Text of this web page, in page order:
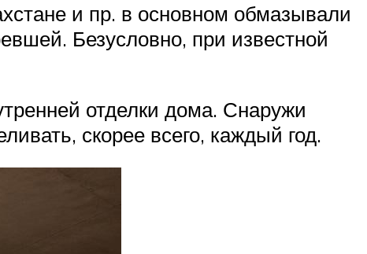
и пр. в основном обмазывали
Безусловно, при известной
отделки дома. Снаружи
скорее всего, каждый год.